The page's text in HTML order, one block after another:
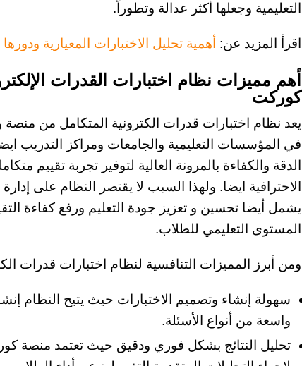
التعليمية وجعلها أكثر عدالة وتطوراً.
اقرأ المزيد عن: أهمية تحليل الاختبارات المعيارية
أهم مميزات نظام اختبارات القدرات
كوركت
يعد نظام اختبارات قدرات الكترونية المتكامل من منصة
في المؤسسات التعليمية والجامعات ومراكز التدريب
الدقة والكفاءة بالمرونة العالية لتوفير تجربة تقييم
الاحترافية ايضا. ولهذا السبب لا يقتصر النظام على
يشمل أيضا تحسين و تعزيز جودة التعليم ورفع كفاءة
المستوى التعليمي للطلاب.
ومن أبرز المميزات التنافسية لنظام اختبارات قدرات
سهولة إنشاء وتصميم الاختبارات حيث يتيح النظام
واسعة من أنواع الأسئلة.
تحليل النتائج بشكل فوري ودقيق حيث تعتمد منصة